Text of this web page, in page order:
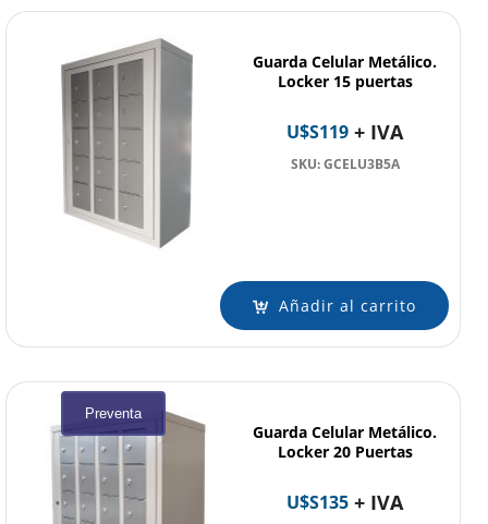
Guarda Celular Metálico.
Locker 15 puertas
U$S119 + IVA
SKU: GCELU3B5A
Añadir al carrito
Guarda Celular Metálico.
Locker 20 Puertas
Preventa
U$S135 + IVA